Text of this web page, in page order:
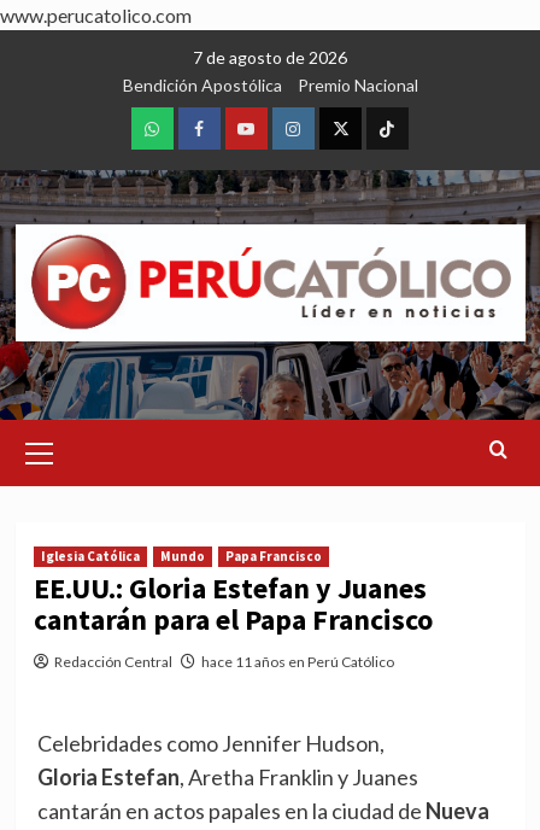
www.perucatolico.com
7 de agosto de 2026
Bendición Apostólica
Premio Nacional
WhatsAppFacebookYoutubeInstagram
X TikTok
Menu
Iglesia Católica Mundo Papa Francisco
EE.UU.: Gloria Estefan y Juanes
cantarán para el Papa Francisco
Redacción Central hace 11 años en Perú Católico
Celebridades como Jennifer Hudson,
Gloria Estefan, Aretha Franklin y Juanes
cantarán en actos papales en la ciudad de Nueva